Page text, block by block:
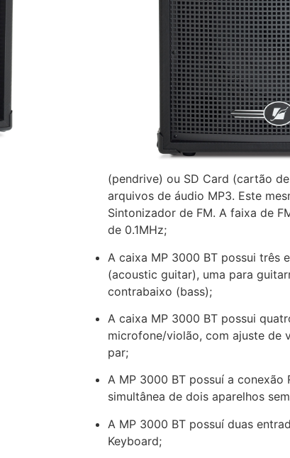
modo o usuário pode utilizá-las
diferente sem a preocupação
A MP 3000 BT possuí saída
volume independente. Este
caixa a outras caixas ativas,
aparelho que amplifique este
As caixas MP BT possuem em
especial com VU METER* para a
(pendrive) ou SD Card (cartão
arquivos de áudio MP3. Este
Sintonizador de FM. A faixa de
de 0.1MHz;
A caixa MP 3000 BT possui três
(acoustic guitar), uma para
contrabaixo (bass);
A caixa MP 3000 BT possui
microfone/violão, com ajuste de
par;
A MP 3000 BT possuí a
simultânea de dois aparelhos
A MP 3000 BT possuí duas
Keyboard;